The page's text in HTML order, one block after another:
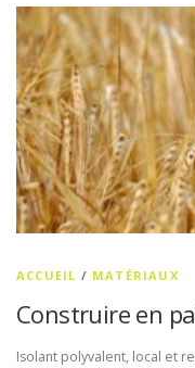
ACCUEIL / MATÉRIAUX
Construire en
Isolant polyvalent, local et